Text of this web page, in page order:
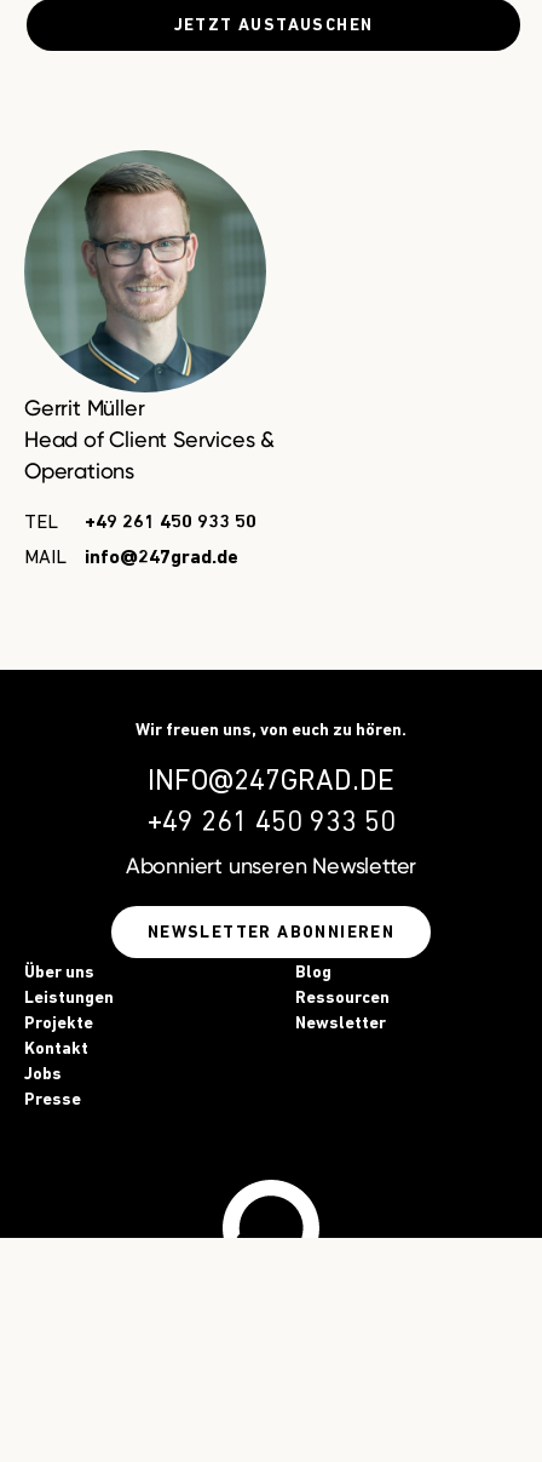
JETZT AUSTAUSCHEN
Gerrit Müller
Head of Client Services &
Operations
TEL
+49 261 450 933 50
MAIL
info@247grad.de
Wir freuen uns, von euch zu hören.
INFO@247GRAD.DE
+49 261 450 933 50
Abonniert unseren Newsletter
NEWSLETTER ABONNIEREN
Über uns
Leistungen
Projekte
Kontakt
Jobs
Presse
Blog
Ressourcen
Newsletter